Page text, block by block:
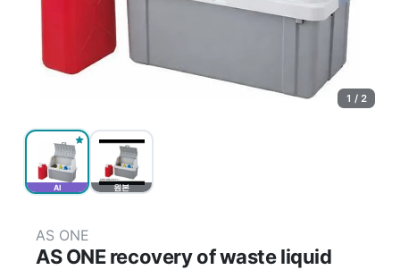
AI 원본
1 / 2
AS ONE
AS ONE recovery of waste liquid